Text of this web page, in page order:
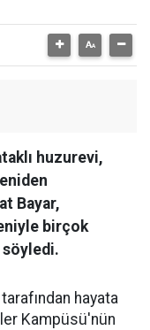
huzurevi,
Bayar,
birçok
söyledi.
hayata
Kampüsü'nün